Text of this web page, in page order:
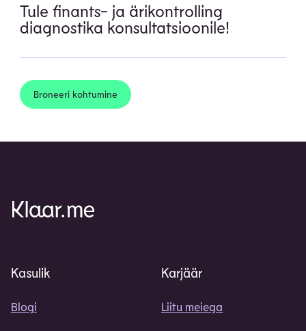
Tule finants- ja ärikontrolling
diagnostika konsultatsioonile!
Broneeri kohtumine
Kasulik
Blogi
Karjäär
Liitu meiega